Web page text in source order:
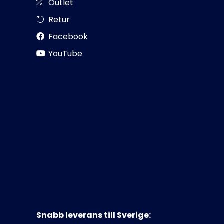
Outlet
Retur
Facebook
YouTube
Snabb leverans till Sverige: